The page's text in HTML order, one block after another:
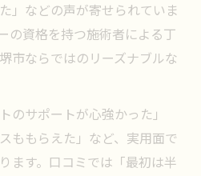
」などの声が寄せられていま
の資格を持つ施術者による丁
市ならではのリーズナブルな
のサポートが心強かった」
ももらえた」など、実用面で
ます。口コミでは「最初は半